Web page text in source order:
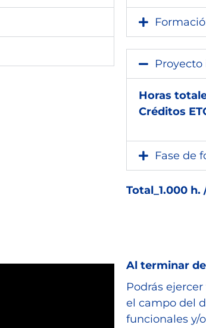
Horas
Créditos
Fase de
Total_1.000 h.
Al terminar
Podrás
el campo del
funcionales y/